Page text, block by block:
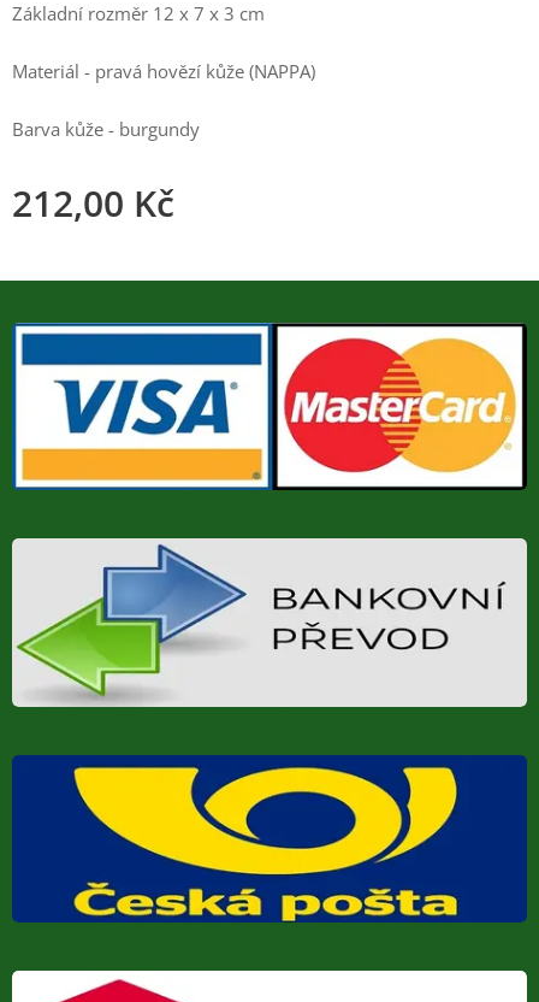
Základní rozměr 12 x 7 x 3 cm
Materiál - pravá hovězí kůže (NAPPA)
Barva kůže - burgundy
212,00 Kč